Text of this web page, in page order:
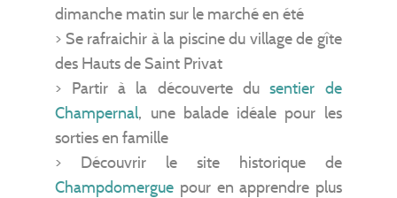
dimanche matin sur le marché en été
> Se rafraichir à la piscine du village de gîte
des Hauts de Saint Privat
> Partir à la découverte dusentier de
Champernal, une balade idéale pour les
sorties en famille
> Découvrir le site historique de
Champdomergue pour en apprendre plus